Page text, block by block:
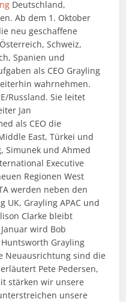
Deutschland,
Ab dem 1. Oktober
neu geschaffene
Schweiz,
Spanien und
als CEO Grayling
wahrnehmen.
Russland. Sie leitet
Jan
als CEO die
East, Türkei und
Simunek und Ahmed
Executive
Regionen West
werden neben den
UK, Grayling APAC und
Clarke bleibt
wird Bob
Grayling
Neuausrichtung sind die
Pete Pedersen,
stärken wir unsere
unsere